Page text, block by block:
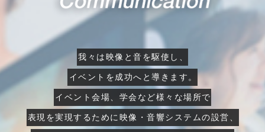
我々は映像と音を駆使し、
イベントを成功へと導きます。
イベント会場、学会など様々な場所で
表現を実現するために映像・音響システムの設営、
我々は映像と音を駆使し、
イベントを成功へと導きます。
イベント会場、学会など様々な場所で
表現を実現するために映像・音響システムの設営、
我々は映像と音を駆使し、
イベントを成功へと導きます。
イベント会場、学会など様々な場所で
表現を実現するために映像・音響システムの設営、
我々は映像と音を駆使し、
イベントを成功へと導きます。
イベント会場、学会など様々な場所で
表現を実現するために映像・音響システムの設営、
我々は映像と音を駆使し、
イベントを成功へと導きます。
イベント会場、学会など様々な場所で
表現を実現するために映像・音響システムの設営、
我々は映像と音を駆使し、
イベントを成功へと導きます。
イベント会場、学会など様々な場所で
表現を実現するために映像・音響システムの設営、